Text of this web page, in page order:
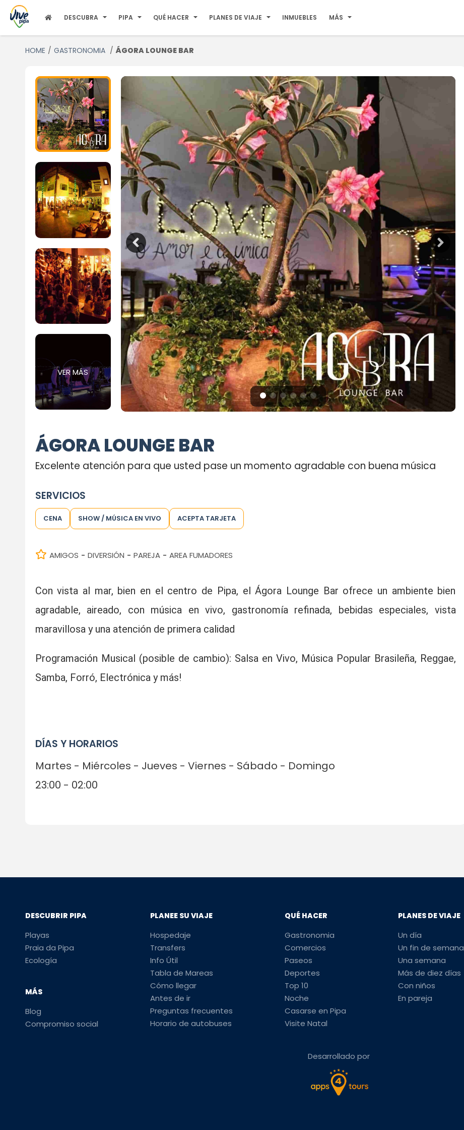
DESCUBRA PIPA QUÉ HACER PLANES DE VIAJE INMUEBLES MÁS
HOME GASTRONOMIA ÁGORA LOUNGE BAR
VER MÁS
ÁGORA LOUNGE BAR
Excelente atención para que usted pase un momento agradable con buena música
SERVICIOS
CENA SHOW / MÚSICA EN VIVO ACEPTA TARJETA
AMIGOS - DIVERSIÓN - PAREJA - AREA FUMADORES
Con vista al mar, bien en el centro de Pipa, el Ágora Lounge Bar ofrece un ambiente bien
agradable, aireado, con música en vivo, gastronomía refinada, bebidas especiales, vista
maravillosa y una atención de primera calidad
Programación Musical (posible de cambio): Salsa en Vivo, Música Popular Brasileña, Reggae,
Samba, Forró, Electrónica y más!
DÍAS Y HORARIOS
Martes - Miércoles - Jueves - Viernes - Sábado - Domingo
23:00 - 02:00
DESCUBRIR PIPA
Playas
Praia da Pipa
Ecología
MÁS
Blog
Compromiso social
PLANEE SU VIAJE
Hospedaje
Transfers
Info Útil
Tabla de Mareas
Cómo llegar
Antes de ir
Preguntas frecuentes
Horario de autobuses
QUÉ HACER
Gastronomia
Comercios
Paseos
Deportes
Top 10
Noche
Casarse en Pipa
Visite Natal
PLANES DE VIAJE
Un día
Un fin de semana
Una semana
Más de diez días
Con niños
En pareja
Desarrollado por